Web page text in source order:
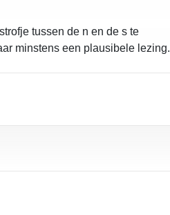
tussen de n en de s te
minstens een plausibele lezing.